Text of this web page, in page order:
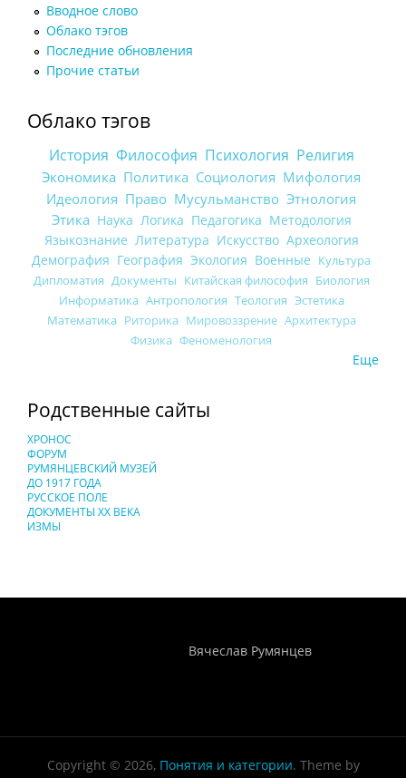
Вводное слово
Облако тэгов
Последние обновления
Прочие статьи
Облако тэгов
История Философия Психология Религия
Экономика Политика Социология Мифология
Идеология Право Мусульманство Этнология
Этика Наука Логика Педагогика Методология
Языкознание Литература Искусство Археология
Демография География Экология Военные Культура
Дипломатия Документы Китайская философия Биология
Информатика Антропология Теология Эстетика
Математика Риторика Мировоззрение Архитектура
Физика Феноменология
Еще
Родственные сайты
ХРОНОС
ФОРУМ
РУМЯНЦЕВСКИЙ МУЗЕЙ
ДО 1917 ГОДА
РУССКОЕ ПОЛЕ
ДОКУМЕНТЫ XX ВЕКА
ИЗМЫ
Вячеслав Румянцев
Copyright © 2026, Понятия и категории. Theme by